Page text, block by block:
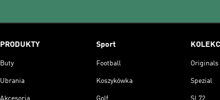
PRODUKTY
Buty
Ubrania
Akcesoria
Sport
Football
Koszykówka
Golf
Originals
Spezial
SL72